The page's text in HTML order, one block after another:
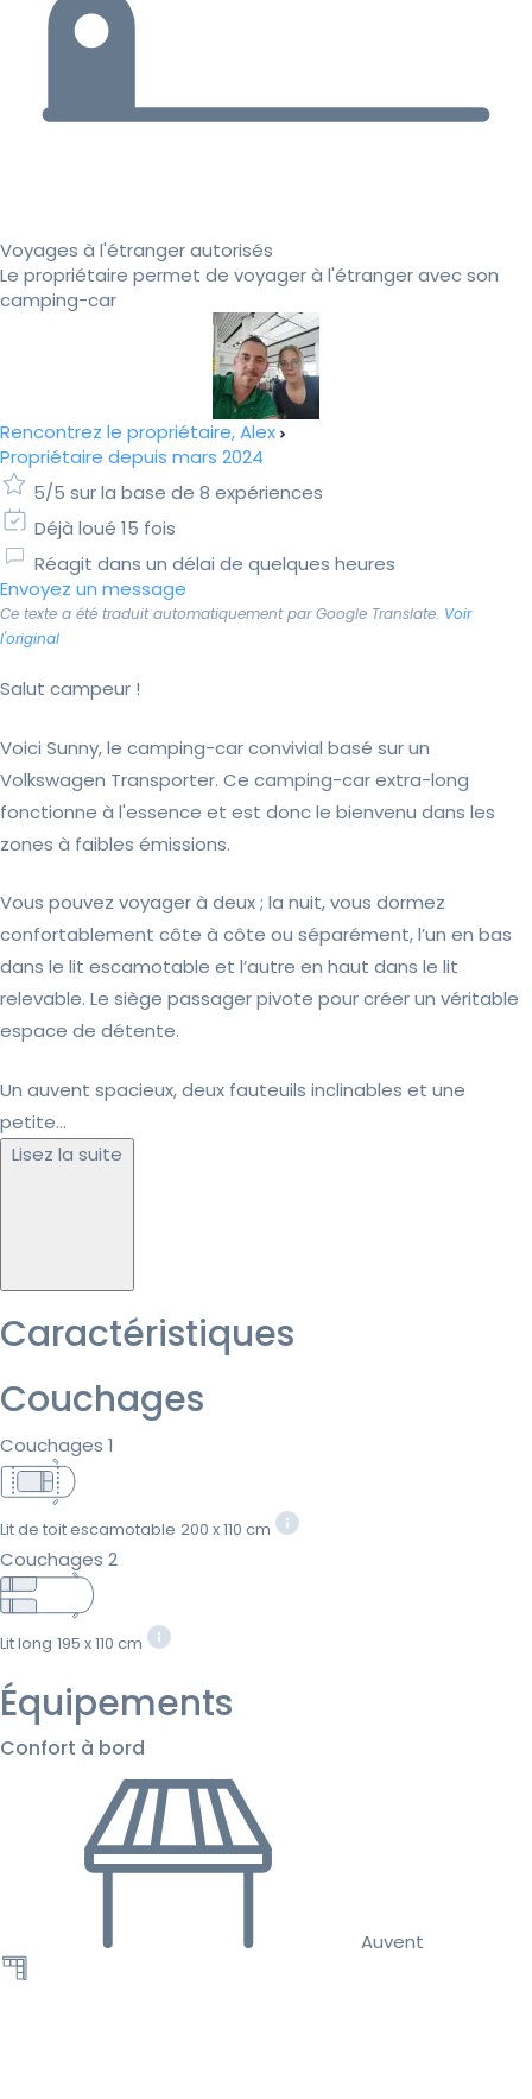
Voyages à l'étranger autorisés
Le propriétaire permet de voyager à l'étranger avec son
camping-car
Rencontrez le propriétaire, Alex
Propriétaire depuis mars 2024
5/5 sur la base de 8 expériences
Déjà loué 15 fois
Réagit dans un délai de quelques heures
Envoyez un message
Ce texte a été traduit automatiquement par Google Translate. Voir
l'original
Salut campeur !
Voici Sunny, le camping-car convivial basé sur un
Volkswagen Transporter. Ce camping-car extra-long
fonctionne à l'essence et est donc le bienvenu dans les
zones à faibles émissions.
Vous pouvez voyager à deux ; la nuit, vous dormez
confortablement côte à côte ou séparément, l’un en bas
dans le lit escamotable et l’autre en haut dans le lit
relevable. Le siège passager pivote pour créer un véritable
espace de détente.
Un auvent spacieux, deux fauteuils inclinables et une
petite...
Lisez la suite
Caractéristiques
Couchages
Couchages 1
Lit de toit escamotable 200 x 110 cm
Couchages 2
Lit long 195 x 110 cm
Équipements
Confort à bord
Auvent